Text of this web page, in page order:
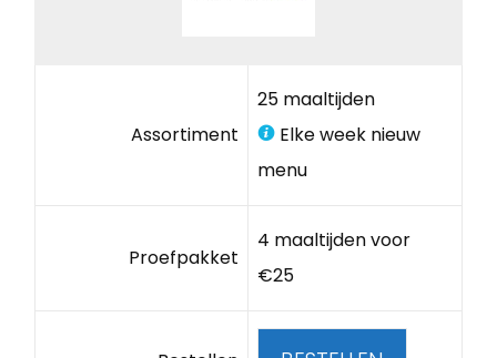
Assortiment
25 maaltijden
Elke week nieuw
menu
Proefpakket
4 maaltijden voor
€25